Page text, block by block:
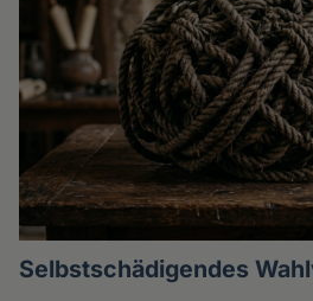
Selbstschädigendes